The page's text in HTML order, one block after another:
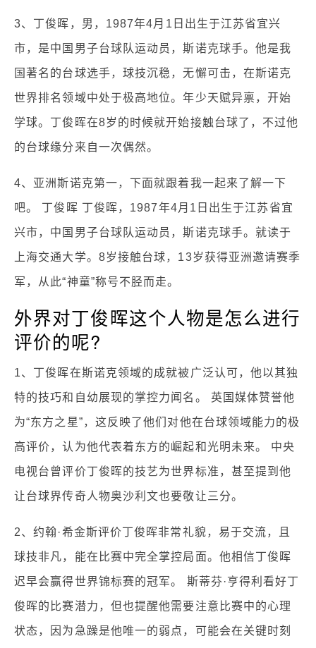
3、丁俊晖，男，1987年4月1日出生于江苏省宜兴
市，是中国男子台球队运动员，斯诺克球手。他是我
国著名的台球选手，球技沉稳，无懈可击，在斯诺克
世界排名领域中处于极高地位。年少天赋异禀，开始
学球。丁俊晖在8岁的时候就开始接触台球了，不过他
的台球缘分来自一次偶然。
4、亚洲斯诺克第一，下面就跟着我一起来了解一下
吧。 丁俊晖 丁俊晖，1987年4月1日出生于江苏省宜
兴市，中国男子台球队运动员，斯诺克球手。就读于
上海交通大学。8岁接触台球，13岁获得亚洲邀请赛季
军，从此“神童”称号不胫而走。
外界对丁俊晖这个人物是怎么进行
评价的呢?
1、丁俊晖在斯诺克领域的成就被广泛认可，他以其独
特的技巧和自幼展现的掌控力闻名。 英国媒体赞誉他
为“东方之星”，这反映了他们对他在台球领域能力的极
高评价，认为他代表着东方的崛起和光明未来。 中央
电视台曾评价丁俊晖的技艺为世界标准，甚至提到他
让台球界传奇人物奥沙利文也要敬让三分。
2、约翰·希金斯评价丁俊晖非常礼貌，易于交流，且
球技非凡，能在比赛中完全掌控局面。他相信丁俊晖
迟早会赢得世界锦标赛的冠军。 斯蒂芬·亨得利看好丁
俊晖的比赛潜力，但也提醒他需要注意比赛中的心理
状态，因为急躁是他唯一的弱点，可能会在关键时刻